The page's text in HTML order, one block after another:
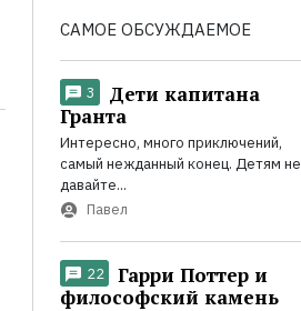
САМОЕ ОБСУЖДАЕМОЕ
3
Дети капитана
Гранта
Интересно, много приключений,
самый нежданный конец. Детям не
давайте...
Павел
22
Гарри Поттер и
философский камень